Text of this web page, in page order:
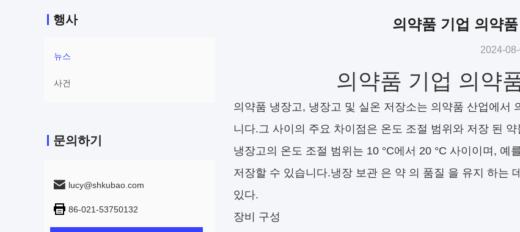
행사
뉴스
사건
문의하기
lucy@shkubao.com
86-021-53750132
의약품 기업 의약
2024-
의약품 기업 의약
의약품 냉장고, 냉장고 및 실온 저장소는 의약품 산업에서
니다.그 사이의 주요 차이점은 온도 조절 범위와 저장 된
냉장고의 온도 조절 범위는 10 °C에서 20 °C 사이이며,
저장할 수 있습니다.냉장 보관 은 약 의 품질 을 유지 하는
있다.
장비 구성